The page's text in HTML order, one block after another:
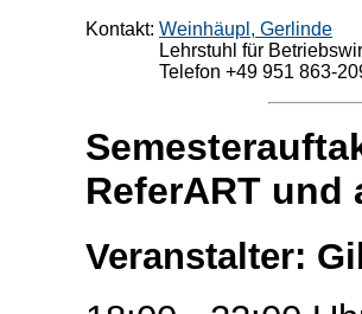
Kontakt: Weinhäupl, Gerlinde
Lehrstuhl für
Telefon +49 951 863-
ReferART
Veranstalter: